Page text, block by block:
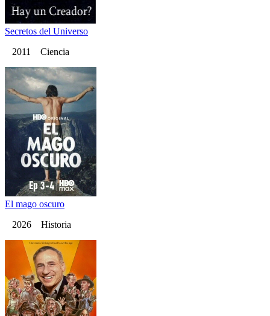
Secretos del Universo
2011 Ciencia
El mago oscuro
2026 Historia